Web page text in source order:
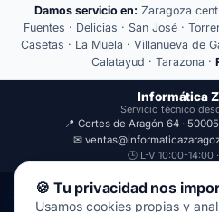
Damos servicio en: Zaragoza
Fuentes · Delicias · San José ·
Casetas · La Muela · Villanueva de
Calatayud · Tarazona ·
Informática
Servicio técnico
📍 Cortes de Aragón 64 ·
✉
🕒 L-V 10:00-14:00
Aviso Legal
Política de Privacidad
🍪 Tu privacidad nos
Usamos cookies propias y